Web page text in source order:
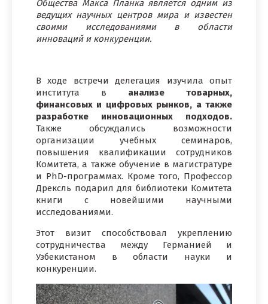
Общества Макса Планка является одним из
ведущих научных центров мира и известен
своими исследованиями в области
инноваций и конкуренции.
В ходе встречи делегация изучила опыт
института в анализе товарных,
финансовых и цифровых рынков, а также
разработке инновационных подходов.
Также обсуждались возможности
организации учебных семинаров,
повышения квалификации сотрудников
Комитета, а также обучение в магистратуре
и PhD-программах. Кроме того, Профессор
Дрексль подарил для библиотеки Комитета
книги с новейшими научными
исследованиями.
Этот визит способствовал укреплению
сотрудничества между Германией и
Узбекистаном в области науки и
конкуренции.